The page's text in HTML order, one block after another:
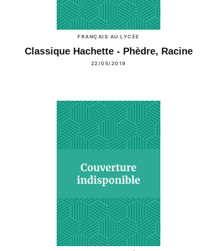
FRANÇAIS AU LYCÉE
Classique Hachette - Phèdre, Racine
22/05/2019